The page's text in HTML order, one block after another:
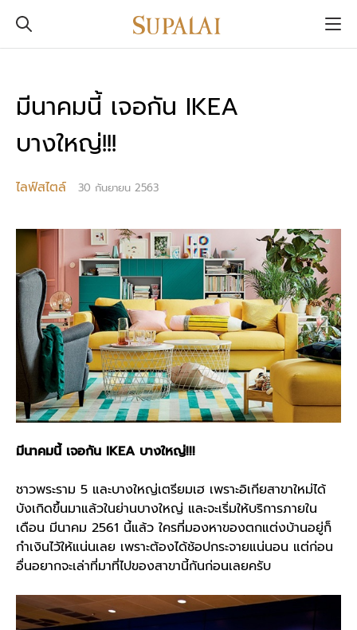
มีนาคมนี้ เจอกัน IKEA
บางใหญ่!!!
ไลฟ์สไตล์ 30 กันยายน 2563
มีนาคมนี้ เจอกัน IKEA บางใหญ่!!!
ชาวพระราม 5 และบางใหญ่เตรียมเฮ เพราะอิเกียสาขาใหม่ได้
บังเกิดขึ้นมาแล้วในย่านบางใหญ่ และจะเริ่มให้บริการภายใน
เดือน มีนาคม 2561 นี้แล้ว ใครที่มองหาของตกแต่งบ้านอยู่ก็
กำเงินไว้ให้แน่นเลย เพราะต้องได้ช้อปกระจายแน่นอน แต่ก่อน
อื่นอยากจะเล่าที่มาที่ไปของสาขานี้กันก่อนเลยครับ